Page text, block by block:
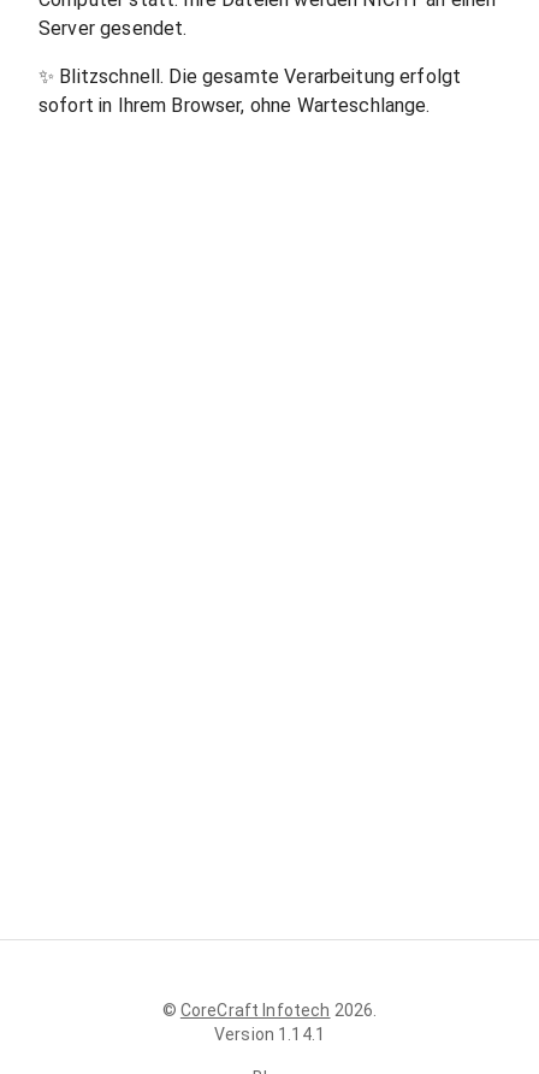
Server gesendet.
✨ Blitzschnell. Die gesamte Verarbeitung erfolgt
sofort in Ihrem Browser, ohne Warteschlange.
© CoreCraft Infotech 2026.
Version 1.14.1